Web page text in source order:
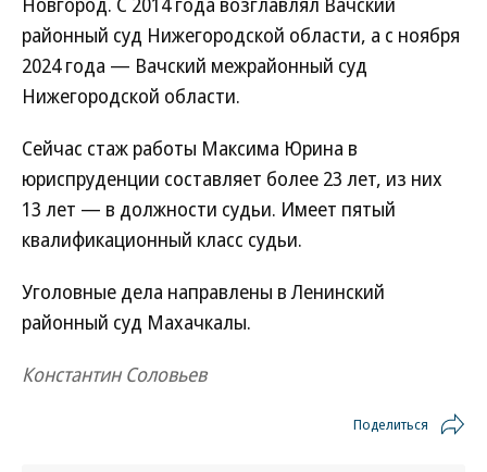
районный суд Нижегородской области, а с ноября
2024 года — Вачский межрайонный суд
Нижегородской области.
Сейчас стаж работы Максима Юрина в
юриспруденции составляет более 23 лет, из них
13 лет — в должности судьи. Имеет пятый
квалификационный класс судьи.
Уголовные дела направлены в Ленинский
районный суд Махачкалы.
Константин Соловьев
Поделиться